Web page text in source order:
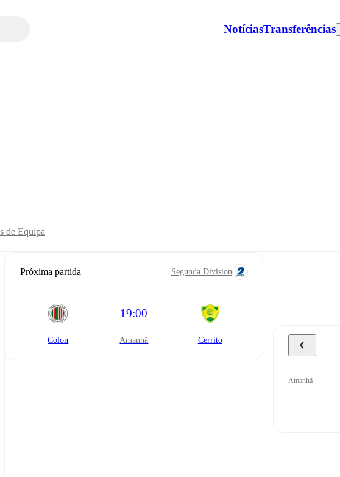
NotíciasTransferências
de Equipa
Próxima partida Segunda Division
Colon
19:00
amanhã Cerrito
amanhã